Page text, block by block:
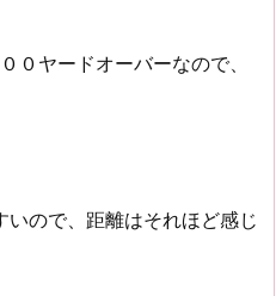
０ヤードオーバーなので、
いので、距離はそれほど感じ